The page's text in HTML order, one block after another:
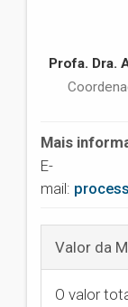
Profa. Dra.
Mais
E-
mail:
Valor da
O valor